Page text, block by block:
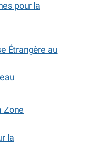
pour la
Étrangère au
Zone
la